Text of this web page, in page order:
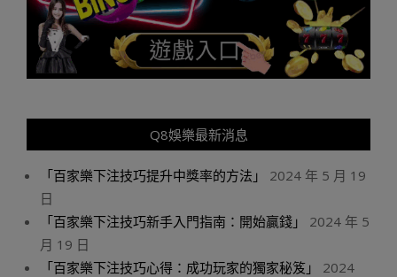
Q8娛樂最新消息
「百家樂下注技巧提升中獎率的方法」
2024 年 5 月 19
日
「百家樂下注技巧新手入門指南：開始贏錢」
2024 年 5
月 19 日
「百家樂下注技巧心得：成功玩家的獨家秘笈」
2024